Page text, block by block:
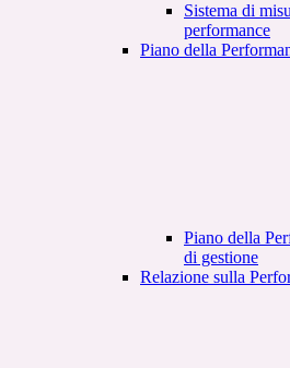
Sistema di
performance
Piano della
Piano della
di gestione
Relazione sulla